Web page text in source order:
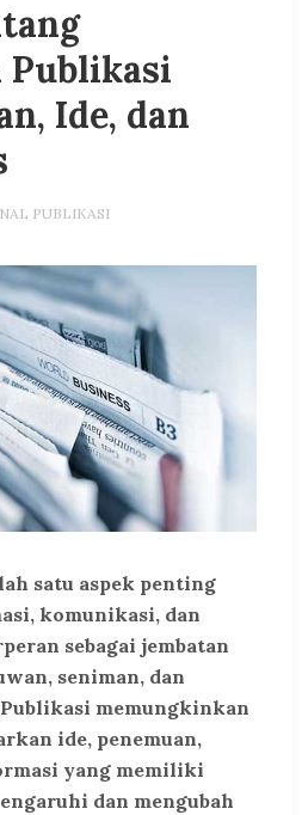
Publikasi
Ide, dan
PUBLIKASI
satu aspek penting
komunikasi, dan
sebagai jembatan
seniman, dan
memungkinkan
ide, penemuan,
yang memiliki
dan mengubah